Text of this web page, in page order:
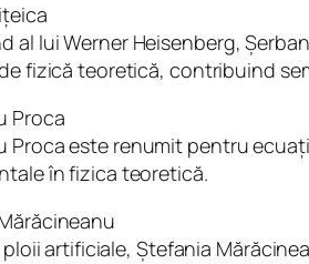
al lui Werner Heisenberg,
fizică teoretică, contribuind
Proca
Proca este renumit pentru
în fizica teoretică.
ploii artificiale, Ștefania